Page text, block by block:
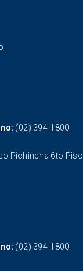
(02) 394-1800
Pichincha 6to Piso
(02) 394-1800